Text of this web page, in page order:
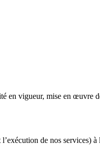
en vigueur, mise en œuvre
de nos services) à